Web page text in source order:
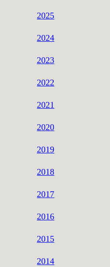
2025
2024
2023
2022
2021
2020
2019
2018
2017
2016
2015
2014